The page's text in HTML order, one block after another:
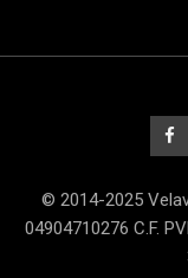
© 2014-2025
04904710276 C.F.